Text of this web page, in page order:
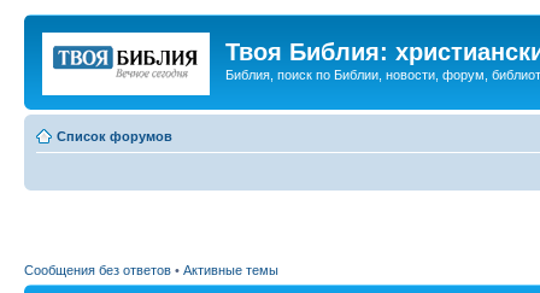
Твоя Библия:
Библия, поиск по Библии, новости, форум,
Список форумов
Сообщения без ответов • Активные темы